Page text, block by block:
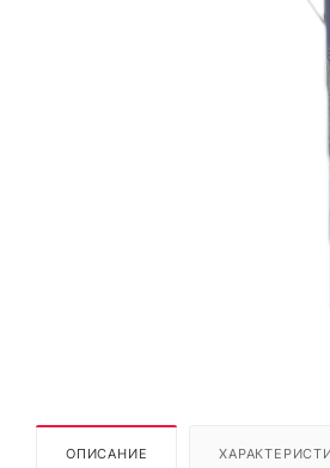
ОПИСАНИЕ